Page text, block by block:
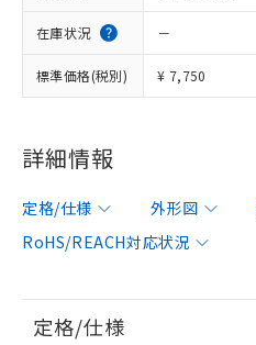
在庫状況 －
標準価格(税別) ¥ 7,750
詳細情報
定格/仕様 外形図
RoHS/REACH対応状況
定格/仕様